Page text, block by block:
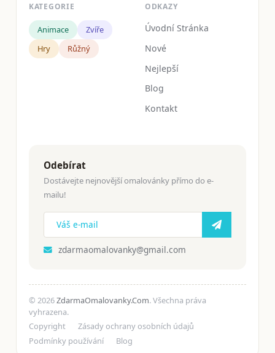
KATEGORIE
Animace
Zvíře
Hry
Růžný
ODKAZY
Úvodní Stránka
Nové
Nejlepší
Blog
Kontakt
Odebírat
Dostávejte nejnovější omalovánky přímo do e-
mailu!
zdarmaomalovanky@gmail.com
© 2026ZdarmaOmalovanky.Com. Všechna práva
vyhrazena.
Copyright
Zásady ochrany osobních údajů
Podmínky používání
Blog